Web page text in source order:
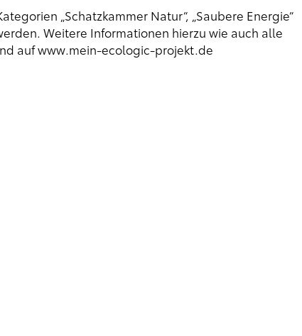
„Schatzkammer Natur“, „Saubere Energie“
Weitere Informationen hierzu wie auch alle
auf www.mein-ecologic-projekt.de